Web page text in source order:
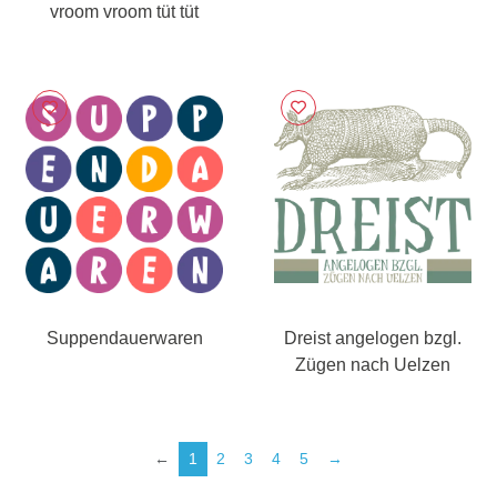
vroom vroom tüt tüt
Suppendauerwaren
Dreist angelogen bzgl.
Zügen nach Uelzen
← 1 2 3 4 5 →